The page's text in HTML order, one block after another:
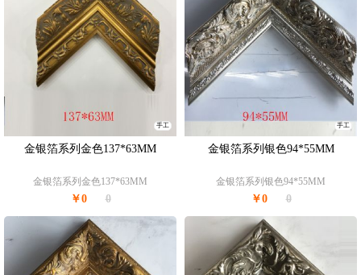
手工
金银箔系列金色137*63MM
金银箔系列金色137*63MM
￥0 0
手工
金银箔系列银色94*55MM
金银箔系列银色94*55MM
￥0 0